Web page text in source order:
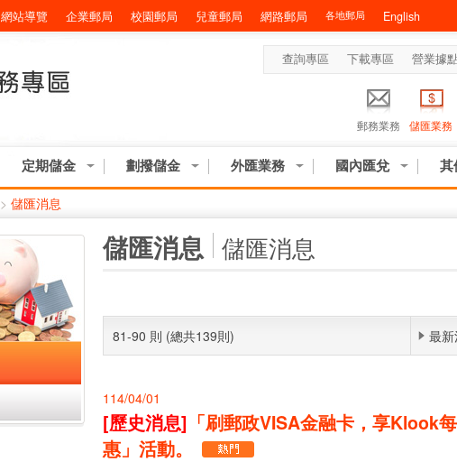
網站導覽 企業郵局 校園郵局 兒童郵局 網路郵局 各地郵局 English
查詢專區 下載專區 營業據
郵務業務 儲匯業務
定期儲金 劃撥儲金 外匯業務 國內匯兌 其
> 儲匯消息
儲匯消息 儲匯消息
81-90 則 (總共139則) 最
114/04/01
[歷史消息] 「刷郵政VISA金融卡，享Klook
惠」活動。